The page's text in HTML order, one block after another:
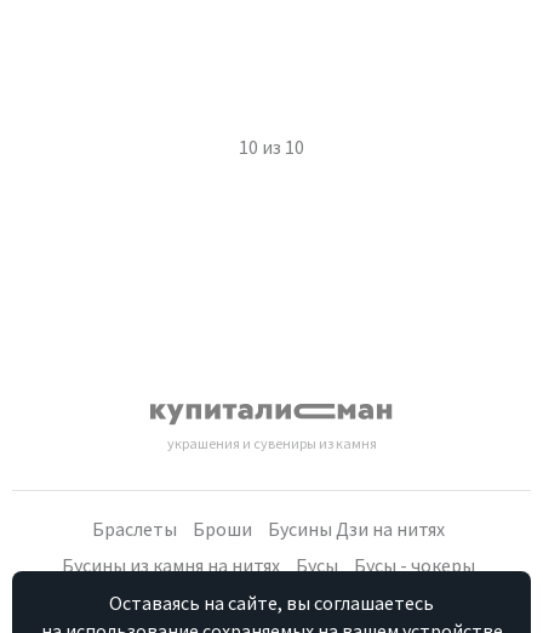
10 из 10
украшения и сувениры из камня
Браслеты Броши
Бусины Дзи на нитях
Бусины из камня на нитях
Бусы
Бусы - чокеры
Кольца, серьги
Кулоны
Наборы (бусы, браслет, серьги)
Оставаясь на сайте, вы соглашаетесь